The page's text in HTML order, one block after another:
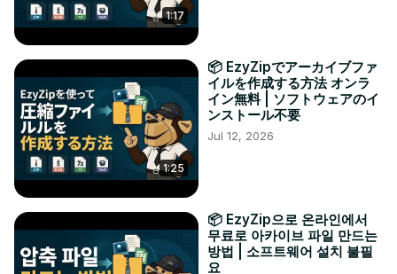
1:17
1:25
📦 EzyZipでアーカイブファ
イルを作成する方法 オンラ
イン無料 | ソフトウェアのイ
ンストール不要
Jul 12, 2026
📦 EzyZip으로 온라인에서
무료로 아카이브 파일 만드는
방법 | 소프트웨어 설치 불필
요